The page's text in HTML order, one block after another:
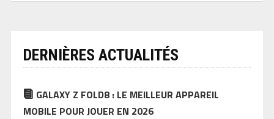
DERNIÈRES ACTUALITÉS
GALAXY Z FOLD8 : LE MEILLEUR APPAREIL
MOBILE POUR JOUER EN 2026